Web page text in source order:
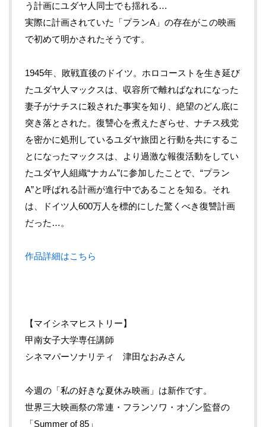
う計画にユダヤ人同士でも揺れる…
実際に計画されていた「プランA」の存在がこの映画
で初めて明かされたそうです。
1945年、敗戦直後のドイツ。ホロコーストを生き延び
たユダヤ人マックスは、収容所で離ればなれになった
妻子がナチスに殺された事実を知り、絶望のどん底に
突き落とされた。復讐心を煮えたぎらせ、ナチス残党
を密かに処刑しているユダヤ旅団と行動を共にするこ
とになったマックスは、より過激な報復活動をしてい
たユダヤ人組織“ナカム”に参加したことで、“プラン
A”と呼ばれる計画が進行中であることを知る。それ
は、ドイツ人600万人を標的にした驚くべき復讐計画
だった…。
作品詳細はこちら
【マイシネマヒストリー】
甲南女子大学専任講師
シネマパーソナリティ 津田なおみさん
今週の「私の好きな夏休み映画」は新作です。
世界三大映画祭の常連・フランソワ・オゾン監督の
「Summer of 85」